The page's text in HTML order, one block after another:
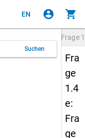
EN account_circle shopping_cart
Suchen
Frage
Fra
ge
1.4
e:
Fra
ge